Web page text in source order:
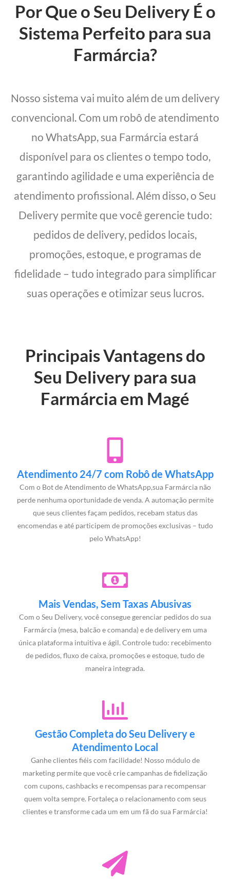
Por Que o Seu Delivery É o
Sistema Perfeito para sua
Farmárcia?
Nosso sistema vai muito além de um delivery
convencional. Com um robô de atendimento
no WhatsApp, sua Farmárcia estará
disponível para os clientes o tempo todo,
garantindo agilidade e uma experiência de
atendimento profissional. Além disso, o Seu
Delivery permite que você gerencie tudo:
pedidos de delivery, pedidos locais,
promoções, estoque, e programas de
fidelidade – tudo integrado para simplificar
suas operações e otimizar seus lucros.
Principais Vantagens do
Seu Delivery para sua
Farmárcia em Magé
Atendimento 24/7 com Robô de WhatsApp
Com o Bot de Atendimento de WhatsApp,sua Farmárcia não
perde nenhuma oportunidade de venda. A automação permite
que seus clientes façam pedidos, recebam status das
encomendas e até participem de promoções exclusivas – tudo
pelo WhatsApp!
Mais Vendas, Sem Taxas Abusivas
Com o Seu Delivery, você consegue gerenciar pedidos do sua
Farmárcia (mesa, balcão e comanda) e de delivery em uma
única plataforma intuitiva e ágil. Controle tudo: recebimento
de pedidos, fluxo de caixa, promoções e estoque, tudo de
maneira integrada.
Gestão Completa do Seu Delivery e
Atendimento Local
Ganhe clientes fiéis com facilidade! Nosso módulo de
marketing permite que você crie campanhas de fidelização
com cupons, cashbacks e recompensas para recompensar
quem volta sempre. Fortaleça o relacionamento com seus
clientes e transforme cada um em um fã do sua Farmárcia!